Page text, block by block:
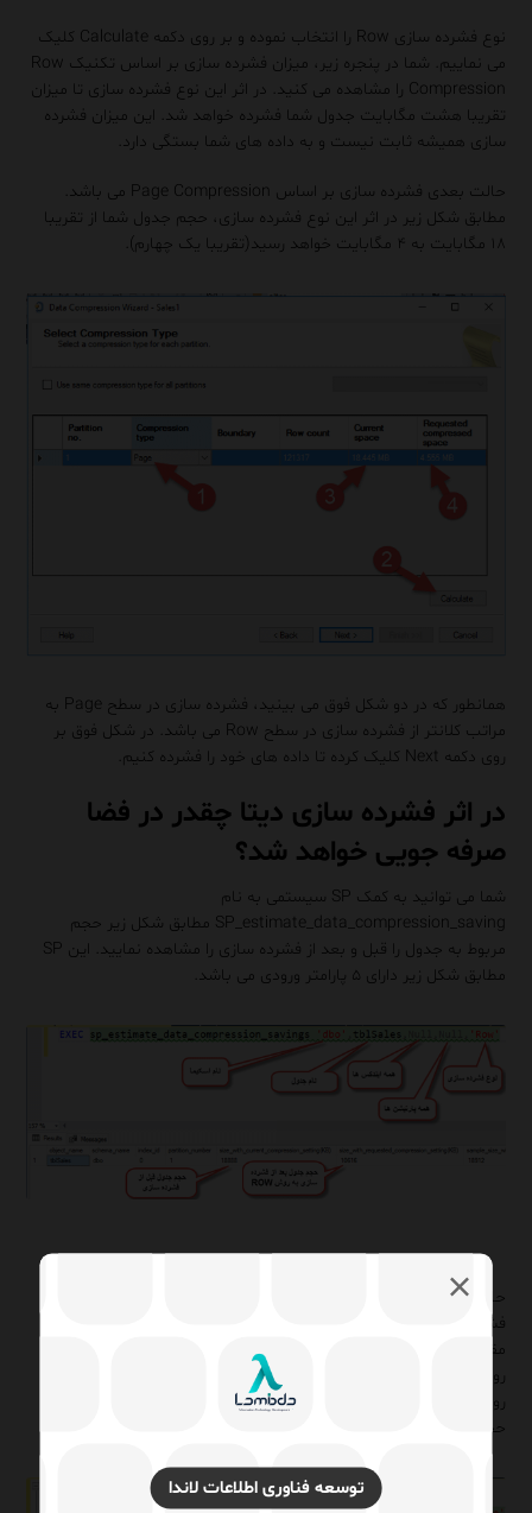
توسعه فناوری اطلاعات لاندا
نوع فشرده سازی Row را انتخاب نموده و بر روی دکمه Calculate کلیک
می نماییم. شما در پنجره زیر، میزان فشرده سازی بر اساس تکنیک Row
Compression را مشاهده می کنید. در اثر این نوع فشرده سازی تا میزان
تقریبا هشت مگابایت جدول شما فشرده خواهد شد. این میزان فشرده
سازی همیشه ثابت نیست و به داده های شما بستگی دارد.
حالت بعدی فشرده سازی بر اساس Page Compression می باشد.
مطابق شکل زیر در اثر این نوع فشرده سازی، حجم جدول شما از تقریبا
۱۸ مگابایت به ۴ مگابایت خواهد رسید(تقریبا یک چهارم).
همانطور که در دو شکل فوق می بینید، فشرده سازی در سطح Page به
مراتب کلانتر از فشرده سازی در سطح Row می باشد. در شکل فوق بر
روی دکمه Next کلیک کرده تا داده های خود را فشرده کنیم.
در اثر فشرده سازی دیتا چقدر در فضا
صرفه جویی خواهد شد؟
شما می توانید به کمک SP سیستمی به نام
SP_estimate_data_compression_saving مطابق شکل زیر حجم
مربوط به جدول را قبل و بعد از فشرده سازی را مشاهده نمایید. این SP
مطابق شکل زیر دارای ۵ پارامتر ورودی می باشد.
مقایسه کنیم، مطابق شکل زیر خواهید دید که در اثر فشرده سازی به
حجم جدول از ۱۸MB به ۳MB تقلیل خواهد یافت.